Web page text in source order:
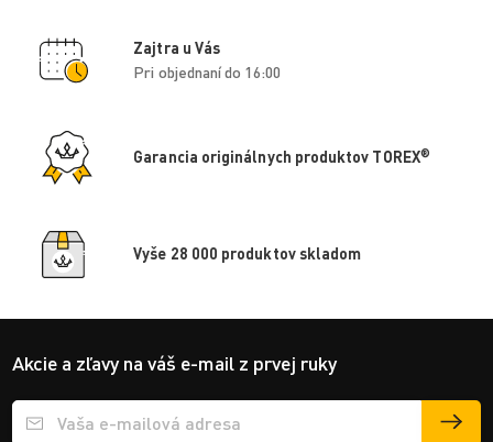
Zajtra u Vás
Pri objednaní do 16:00
Garancia originálnych produktov TOREX®
Vyše 28 000 produktov skladom
Akcie a zľavy na váš e-mail z prvej ruky
Přihlášení e-mailu k odběru